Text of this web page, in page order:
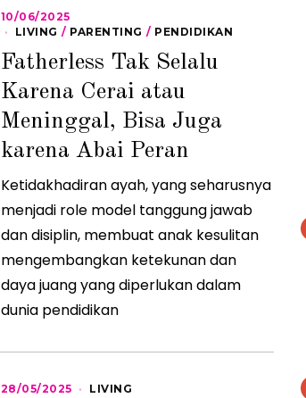
10/06/2025
0
0
/
2
0
2
LIVING / PARENTING / PENDIDIKAN
Fatherless Tak Selalu
Karena Cerai atau
Meninggal, Bisa Juga
karena Abai Peran
Ketidakhadiran ayah, yang seharusnya
menjadi role model tanggung jawab
dan disiplin, membuat anak kesulitan
mengembangkan ketekunan dan
daya juang yang diperlukan dalam
dunia pendidikan
28/05/2025 2
LIVING